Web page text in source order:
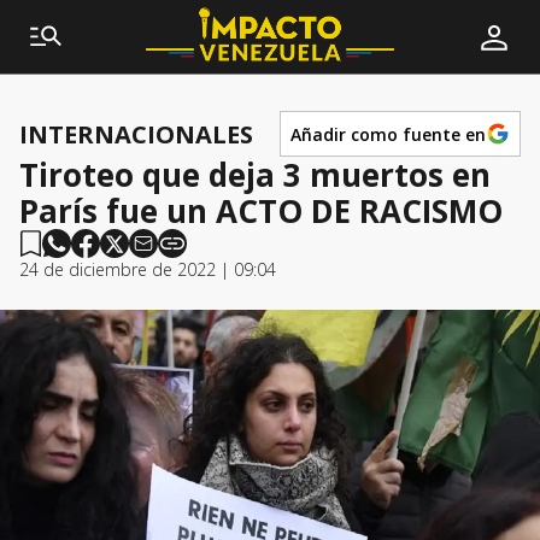
INTERNACIONALES Añadir como fuente en
Tiroteo que deja 3 muertos en
París fue un ACTO DE RACISMO
24 de diciembre de 2022 | 09:04